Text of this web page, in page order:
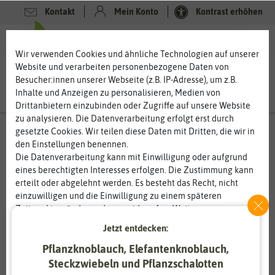
Kontakt Mein Konto Kontrast erhöhen
-20%
Wir verwenden Cookies und ähnliche Technologien auf unserer
Website und verarbeiten personenbezogene Daten von
Besucher:innen unserer Webseite (z.B. IP-Adresse), um z.B.
Inhalte und Anzeigen zu personalisieren, Medien von
Drittanbietern einzubinden oder Zugriffe auf unsere Website
zu analysieren. Die Datenverarbeitung erfolgt erst durch
gesetzte Cookies. Wir teilen diese Daten mit Dritten, die wir in
den Einstellungen benennen.
Die Datenverarbeitung kann mit Einwilligung oder aufgrund
eines berechtigten Interesses erfolgen. Die Zustimmung kann
erteilt oder abgelehnt werden. Es besteht das Recht, nicht
einzuwilligen und die Einwilligung zu einem späteren
Zeitpunkt zu ändern oder zu widerrufen. Weitere
den Diensten erklären wir in unsererDaten­schutz­erklärung
Essenziell Statistik
Jetzt entdecken:
Pflanzknoblauch, Elefantenknoblauch,
Steckzwiebeln und Pflanzschalotten